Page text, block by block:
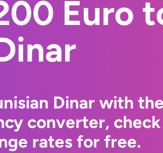
Euro
Dinar with the
converter,
rates for free.